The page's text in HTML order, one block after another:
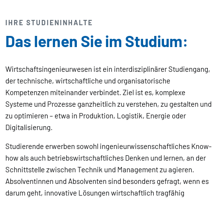
IHRE STUDIENINHALTE
Das lernen Sie im Studium:
Wirtschaftsingenieurwesen ist ein interdisziplinärer Studiengang,
der technische, wirtschaftliche und organisatorische
Kompetenzen miteinander verbindet. Ziel ist es, komplexe
Systeme und Prozesse ganzheitlich zu verstehen, zu gestalten und
zu optimieren – etwa in Produktion, Logistik, Energie oder
Digitalisierung.
Studierende erwerben sowohl ingenieurwissenschaftliches Know-
how als auch betriebswirtschaftliches Denken und lernen, an der
Schnittstelle zwischen Technik und Management zu agieren.
Absolventinnen und Absolventen sind besonders gefragt, wenn es
darum geht, innovative Lösungen wirtschaftlich tragfähig